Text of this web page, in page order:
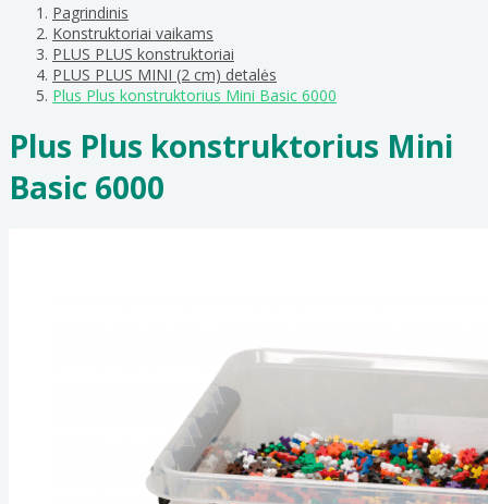
Pagrindinis
Konstruktoriai vaikams
PLUS PLUS konstruktoriai
PLUS PLUS MINI (2 cm) detalės
Plus Plus konstruktorius Mini Basic 6000
Plus Plus konstruktorius Mini
Basic 6000